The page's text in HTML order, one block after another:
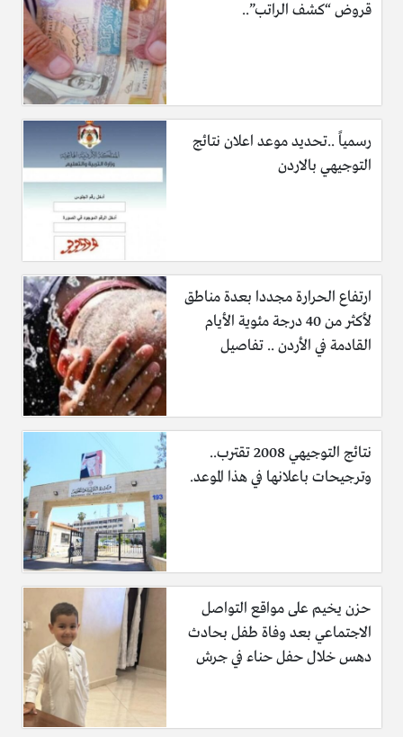
قروض “كشف الراتب”..
رسمياً ..تحديد موعد اعلان نتائج
التوجيهي بالاردن
ارتفاع الحرارة مجددا بعدة مناطق
لأكثر من 40 درجة مئوية الأيام
القادمة في الأردن .. تفاصيل
نتائج التوجيهي 2008 تقترب..
وترجيحات باعلانها في هذا الموعد.
حزن يخيم على مواقع التواصل
الاجتماعي بعد وفاة طفل بحادث
دهس خلال حفل حناء في جرش